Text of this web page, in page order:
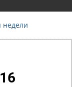
недели